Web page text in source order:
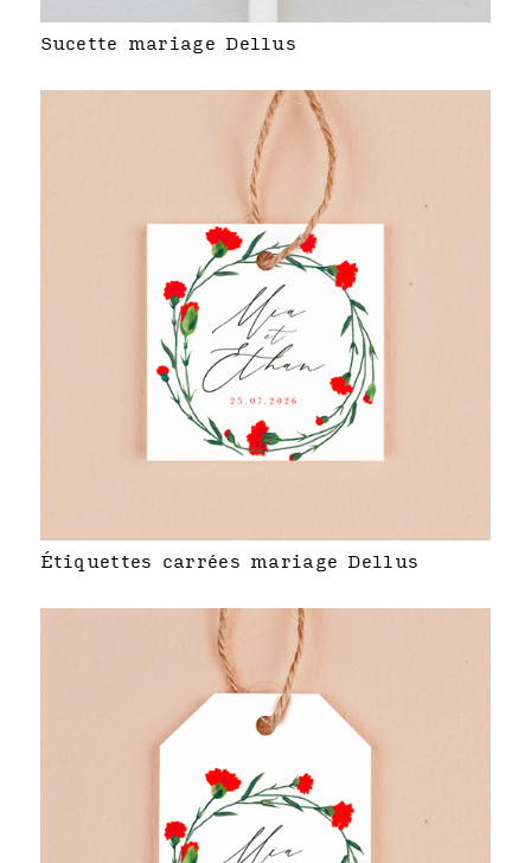
Sucette mariage Dellus
Étiquettes carrées mariage Dellus